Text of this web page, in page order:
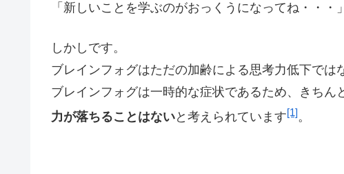
「新しいことを学ぶのがおっくうになってね・・・」
しかしです。
ブレインフォグはただの加齢による思考力低下では
ブレインフォグは一時的な症状であるため、きちん
力が落ちることはないと考えられています[1]。